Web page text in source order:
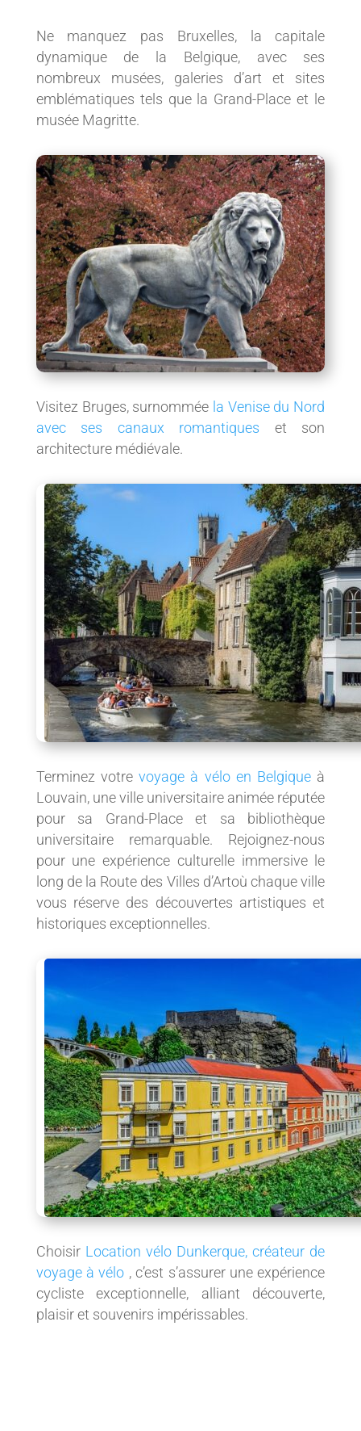
Ne manquez pas Bruxelles, la capitale
dynamique de la Belgique, avec ses
nombreux musées, galeries d’art et sites
emblématiques tels que la Grand-Place et le
musée Magritte.
Visitez Bruges, surnommée la Venise du Nord
avec ses canaux romantiques et son
architecture médiévale.
Terminez votrevoyage à vélo en Belgique à
Louvain, une ville universitaire animée réputée
pour sa Grand-Place et sa bibliothèque
universitaire remarquable. Rejoignez-nous
pour une expérience culturelle immersive le
long de la Route des Villes d’Artoù chaque ville
vous réserve des découvertes artistiques et
historiques exceptionnelles.
Choisir Location vélo Dunkerque, créateur de
voyage à vélo , c’est s’assurer une expérience
cycliste exceptionnelle, alliant découverte,
plaisir et souvenirs impérissables.